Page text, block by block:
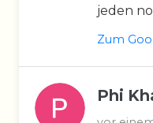
jeden
Zum
Phi